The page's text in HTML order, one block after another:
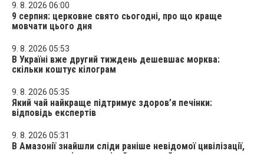
9. 8. 2026 06:00
9 серпня: церковне свято сьогодні, про що краще
мовчати цього дня
9. 8. 2026 05:53
В Україні вже другий тиждень дешевшає морква:
скільки коштує кілограм
9. 8. 2026 05:35
Який чай найкраще підтримує здоров’я печінки:
відповідь експертів
9. 8. 2026 05:31
В Амазонії знайшли сліди раніше невідомої цивілізації,